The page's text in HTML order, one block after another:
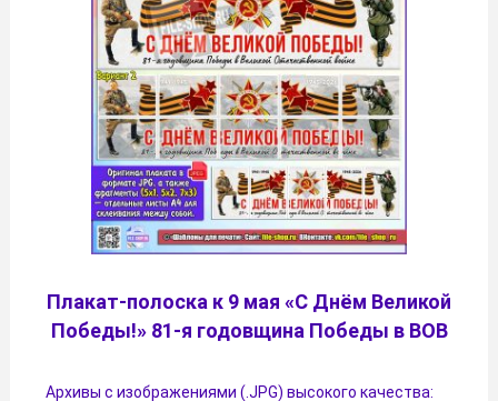
Плакат-полоска к 9 мая «С Днём Великой
Победы!» 81-я годовщина Победы в ВОВ
Архивы с изображениями (.JPG) высокого качества: